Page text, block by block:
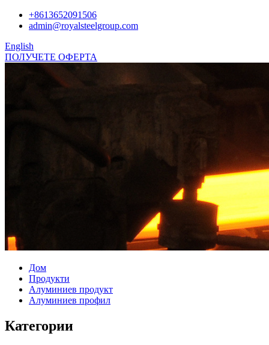
+8613652091506
admin@royalsteelgroup.com
English
ПОЛУЧЕТЕ ОФЕРТА
Дом
Продукти
Алуминиев продукт
Алуминиев профил
Категории